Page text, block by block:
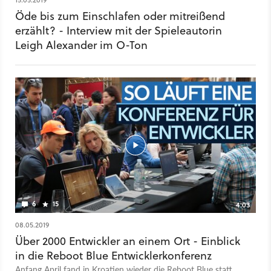
Storytelling - Das Spiel ist die Story GameStar TV: Der
Enderal-Autor über Storytelling in Spielen Report: The
Forgotten City - Aus Skyrim-Mod wird Spiel: So geht
Storytelling, Bethesda!
Öde bis zum Einschlafen oder mitreißend
erzählt? - Interview mit der Spieleautorin
Leigh Alexander im O-Ton
6 15
4:03
08.05.2019
Über 2000 Entwickler an einem Ort - Einblick
in die Reboot Blue Entwicklerkonferenz